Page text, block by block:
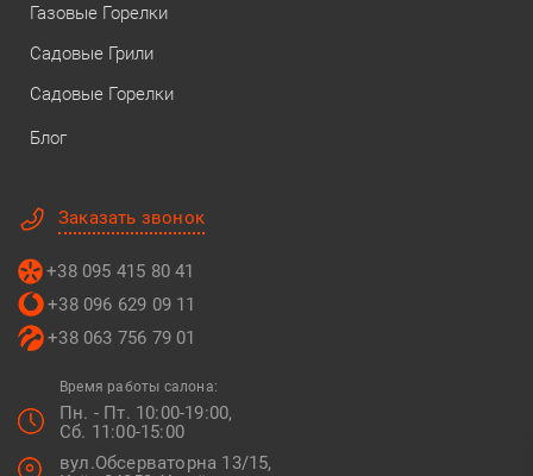
Газовые Горелки
Садовые Грили
Садовые Горелки
Блог
Заказать звонок
+38 095 415 80 41
+38 096 629 09 11
+38 063 756 79 01
Время работы салона:
Пн. - Пт. 10:00-19:00,
Сб. 11:00-15:00
вул.Обсерваторна 13/15,